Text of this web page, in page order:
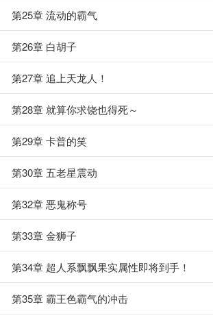
第25章 流动的霸气
第26章 白胡子
第27章 追上天龙人！
第28章 就算你求饶也得死～
第29章 卡普的笑
第30章 五老星震动
第32章 恶鬼称号
第33章 金狮子
第34章 超人系飘飘果实属性即将到手！
第35章 霸王色霸气的冲击